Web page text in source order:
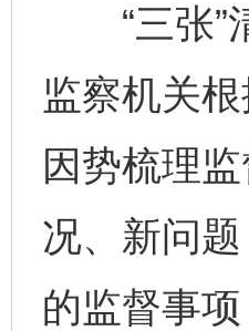
“三张”清
监察机关
因势梳理
况、新问
的监督事项